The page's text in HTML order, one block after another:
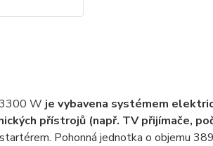
W je vybavena systémem
přístrojů (např. TV přijímače,
Pohonná jednotka o objemu